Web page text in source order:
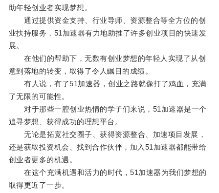
助年轻创业者实现梦想。
通过提供资金支持、行业导师、资源整合等全方位的创
业扶持服务，51加速器有力地助推了许多创业项目的快速发
展。
在他们的帮助下，无数有创业梦想的年轻人实现了从创
意到落地的转变，取得了令人瞩目的成绩。
有人说，有了51加速器，创业之路就像打了鸡血，充满
了无限的可能性。
对于那些一腔创业热情的学子们来说，51加速器是一个
追寻梦想、获得成功的理想平台。
无论是拓宽社交圈子、获得资源整合、加速项目发展，
还是获取投资机会、找到合作伙伴，加入51加速器都能带给
创业者更多的机遇。
在这个充满机遇和活力的时代，51加速器为我们梦想的
取得更近了一步。